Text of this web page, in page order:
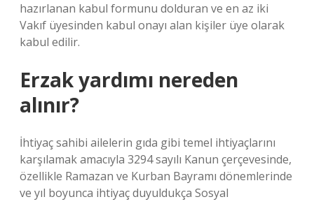
hazırlanan kabul formunu dolduran ve en az iki
Vakıf üyesinden kabul onayı alan kişiler üye olarak
kabul edilir.
Erzak yardımı nereden
alınır?
İhtiyaç sahibi ailelerin gıda gibi temel ihtiyaçlarını
karşılamak amacıyla 3294 sayılı Kanun çerçevesinde,
özellikle Ramazan ve Kurban Bayramı dönemlerinde
ve yıl boyunca ihtiyaç duyuldukça Sosyal